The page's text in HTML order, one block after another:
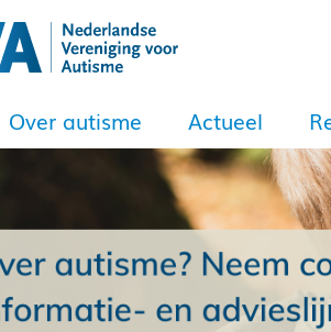
Over autisme Actueel